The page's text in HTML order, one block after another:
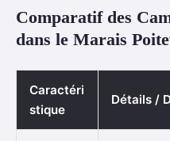
Comparatif des
dans le Marais
Caractéri
stique
Détails /